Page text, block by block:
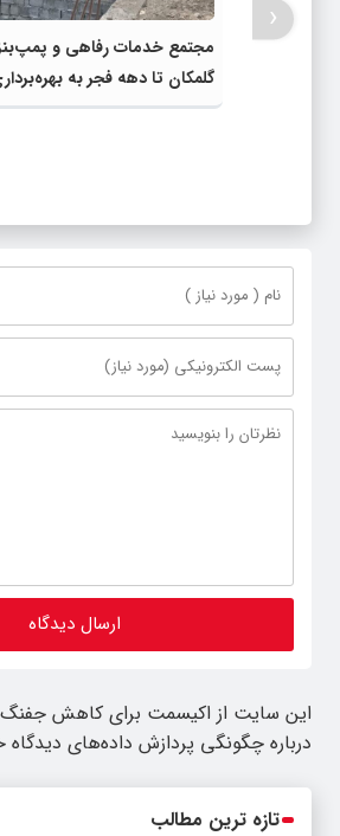
مجتمع خدمات رفاهی و
گلمکان تا دهه فجر به
می‌رسد
‹
این سایت از اکیسمت برای کاهش جفنگ
درباره چگونگی پردازش داده‌های دیدگاه
تازه ترین مطالب